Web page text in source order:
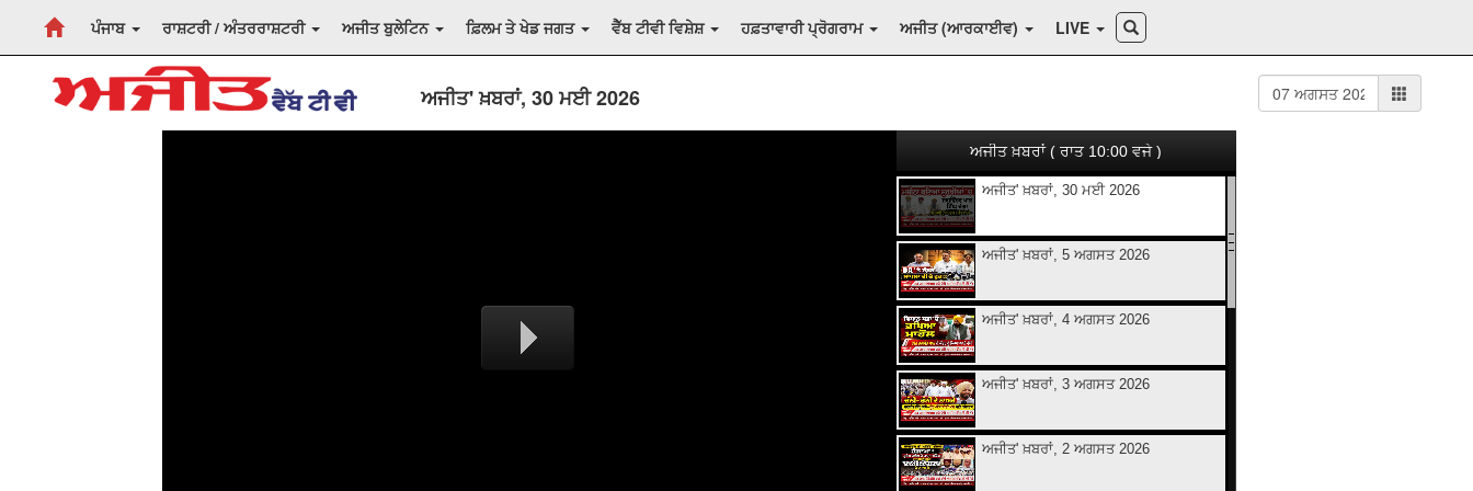
ਪੰਜਾਬ ਰਾਸ਼ਟਰੀ / ਅੰਤਰਰਾਸ਼ਟਰੀ ਅਜੀਤ ਬੁਲੇਟਿਨ ਫ਼ਿਲਮ ਤੇ ਖੇਡ ਜਗਤ ਵੈੱਬ ਟੀਵੀ ਵਿਸ਼ੇਸ਼ ਹਫ਼ਤਾਵਾਰੀ ਪ੍ਰੋਗਰਾਮ ਅਜੀਤ (ਆਰਕਾਈਵ) LIVE
ਅਜੀਤ' ਖ਼ਬਰਾਂ, 30 ਮਈ 2026
ਅਜੀਤ' ਖ਼ਬਰਾਂ, 30 ਮਈ 2026
ਅਜੀਤ' ਖ਼ਬਰਾਂ, 5 ਅਗਸਤ 2026
ਅਜੀਤ' ਖ਼ਬਰਾਂ, 4 ਅਗਸਤ 2026
ਅਜੀਤ' ਖ਼ਬਰਾਂ, 3 ਅਗਸਤ 2026
ਅਜੀਤ' ਖ਼ਬਰਾਂ, 2 ਅਗਸਤ 2026
ਅਜੀਤ ਖ਼ਬਰਾਂ ( ਰਾਤ 10:00 ਵਜੇ )